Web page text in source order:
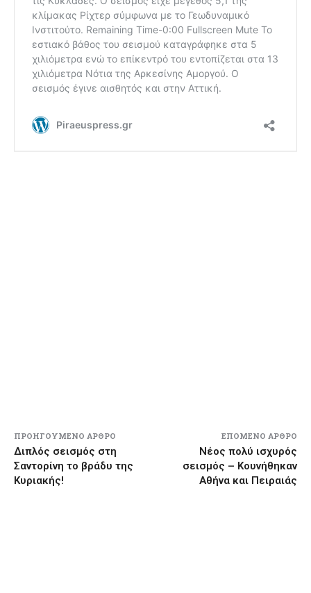
ΠΡΟΗΓΟΎΜΕΝΟ ΆΡΘΡΟ
Διπλός σεισμός στη
Σαντορίνη το βράδυ της
Κυριακής!
ΕΠΌΜΕΝΟ ΆΡΘΡΟ
Νέος πολύ ισχυρός
σεισμός – Κουνήθηκαν
Αθήνα και Πειραιάς